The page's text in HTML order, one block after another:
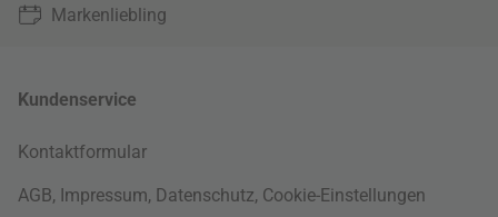
Markenliebling
Kundenservice
Kontaktformular
AGB, Impressum, Datenschutz, Cookie-Einstellungen